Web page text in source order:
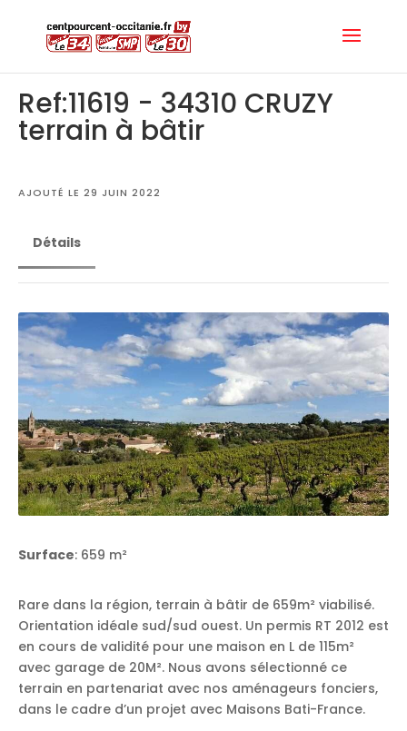
Ref:11619 - 34310 CRUZY
terrain à bâtir
AJOUTÉ LE 29 JUIN 2022
Détails
Surface: 659 m²
Rare dans la région, terrain à bâtir de 659m² viabilisé.
Orientation idéale sud/sud ouest. Un permis RT 2012 est
en cours de validité pour une maison en L de 115m²
avec garage de 20M². Nous avons sélectionné ce
terrain en partenariat avec nos aménageurs fonciers,
dans le cadre d’un projet avec Maisons Bati-France.